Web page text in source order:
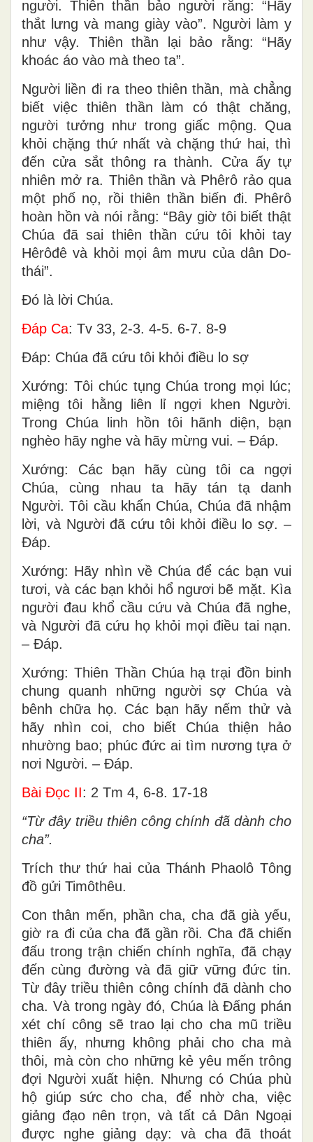
người. Thiên thần bảo người rằng: “Hãy
thắt lưng và mang giày vào”. Người làm y
như vậy. Thiên thần lại bảo rằng: “Hãy
khoác áo vào mà theo ta”.
Người liền đi ra theo thiên thần, mà chẳng
biết việc thiên thần làm có thật chăng,
người tưởng như trong giấc mộng. Qua
khỏi chặng thứ nhất và chặng thứ hai, thì
đến cửa sắt thông ra thành. Cửa ấy tự
nhiên mở ra. Thiên thần và Phêrô rảo qua
một phố nọ, rồi thiên thần biến đi. Phêrô
hoàn hồn và nói rằng: “Bây giờ tôi biết thật
Chúa đã sai thiên thần cứu tôi khỏi tay
Hêrôđê và khỏi mọi âm mưu của dân Do-
thái”.
Ðó là lời Chúa.
Ðáp Ca: Tv 33, 2-3. 4-5. 6-7. 8-9
Ðáp: Chúa đã cứu tôi khỏi điều lo sợ
Xướng: Tôi chúc tụng Chúa trong mọi lúc;
miệng tôi hằng liên lỉ ngợi khen Người.
Trong Chúa linh hồn tôi hãnh diện, bạn
nghèo hãy nghe và hãy mừng vui. – Ðáp.
Xướng: Các bạn hãy cùng tôi ca ngợi
Chúa, cùng nhau ta hãy tán tạ danh
Người. Tôi cầu khẩn Chúa, Chúa đã nhậm
lời, và Người đã cứu tôi khỏi điều lo sợ. –
Ðáp.
Xướng: Hãy nhìn về Chúa để các bạn vui
tươi, và các bạn khỏi hổ ngươi bẽ mặt. Kìa
người đau khổ cầu cứu và Chúa đã nghe,
và Người đã cứu họ khỏi mọi điều tai nạn.
– Ðáp.
Xướng: Thiên Thần Chúa hạ trại đồn binh
chung quanh những người sợ Chúa và
bênh chữa họ. Các bạn hãy nếm thử và
hãy nhìn coi, cho biết Chúa thiện hảo
nhường bao; phúc đức ai tìm nương tựa ở
nơi Người. – Ðáp.
Bài Ðọc II: 2 Tm 4, 6-8. 17-18
“Từ đây triều thiên công chính đã dành cho
cha”.
Trích thư thứ hai của Thánh Phaolô Tông
đồ gửi Timôthêu.
Con thân mến, phần cha, cha đã già yếu,
giờ ra đi của cha đã gần rồi. Cha đã chiến
đấu trong trận chiến chính nghĩa, đã chạy
đến cùng đường và đã giữ vững đức tin.
Từ đây triều thiên công chính đã dành cho
cha. Và trong ngày đó, Chúa là Ðấng phán
xét chí công sẽ trao lại cho cha mũ triều
thiên ấy, nhưng không phải cho cha mà
thôi, mà còn cho những kẻ yêu mến trông
đợi Người xuất hiện. Nhưng có Chúa phù
hộ giúp sức cho cha, để nhờ cha, việc
giảng đạo nên trọn, và tất cả Dân Ngoại
được nghe giảng dạy: và cha đã thoát